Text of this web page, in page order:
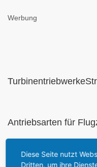
Werbung
Antriebsarten für
Diese Seite nutzt
Dritten, um ihre